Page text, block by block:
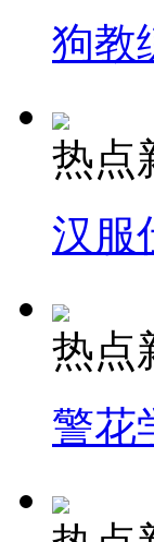
狗教
热点
汉服
热点
警花